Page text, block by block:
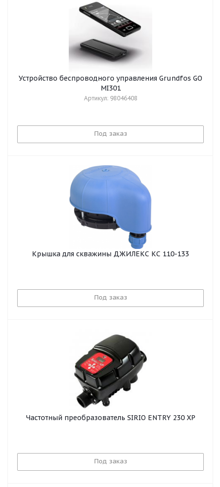
Устройство беспроводного управления Grundfos GO
MI301
Артикул: 98046408
Под заказ
Крышка для скважины ДЖИЛЕКС КС 110-133
Под заказ
Частотный преобразователь SIRIO ENTRY 230 XP
Под заказ